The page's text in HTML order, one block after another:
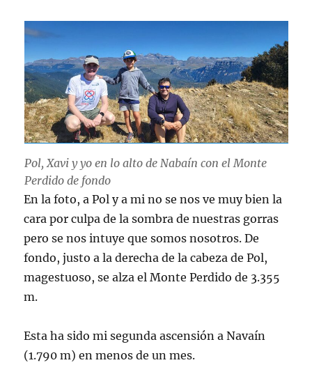
Pol, Xavi y yo en lo alto de Nabaín con el Monte
Perdido de fondo
En la foto, a Pol y a mi no se nos ve muy bien la
cara por culpa de la sombra de nuestras gorras
pero se nos intuye que somos nosotros. De
fondo, justo a la derecha de la cabeza de Pol,
magestuoso, se alza el Monte Perdido de 3.355
m.
Esta ha sido mi segunda ascensión a Navaín
(1.790 m) en menos de un mes.